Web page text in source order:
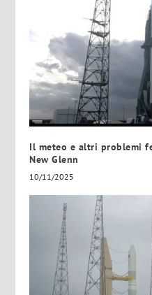
Il meteo e altri problemi
New Glenn
10/11/2025